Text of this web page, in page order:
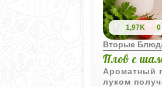
1,97K 0
Вторые
Плов с
Ароматный
луком